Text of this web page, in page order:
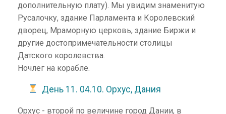
дополнительную плату). Мы увидим знаменитую
Русалочку, здание Парламента и Королевский
дворец, Мраморную церковь, здание Биржи и
другие достопримечательности столицы
Датского королевства.
Ночлег на корабле.
День 11. 04.10. Орхус, Дания
Орхус - второй по величине город Дании, в